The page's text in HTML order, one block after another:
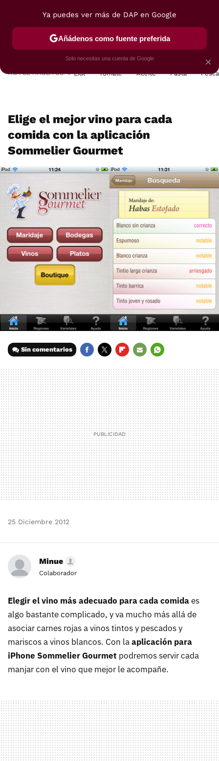
POSTRES VIAJES SELECCIÓN VEGUI
HOY SE HABLA DE Lidl Tomate Aceite Pasta
Elige el mejor vino para cada
comida con la aplicación
Sommelier Gourmet
Sin comentarios
MAIL
25 Diciembre 2012
Minue
Colaborador
Elegir el vino más adecuado para cada comidaes
algo bastante complicado, y va mucho más allá de
asociar carnes rojas a vinos tintos y pescados y
mariscos a vinos blancos. Con laaplicación para
iPhone Sommelier Gourmet podremos servir cada
manjar con el vino que mejor le acompañe.
×
Ya puedes ver más de DAP en Google
Añádenos como fuente preferida
Solo necesitas una cuenta de Google